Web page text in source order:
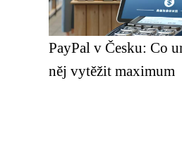
PayPal v Česku: Co
něj vytěžit maximum